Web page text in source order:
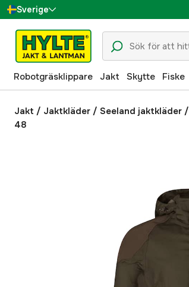
Sverige
Danmark
Suomi
Norge
Deutschland
Robotgräsklippare Jakt Skytte Fiske
Jakt / Jaktkläder / Seeland jaktkläder /
48